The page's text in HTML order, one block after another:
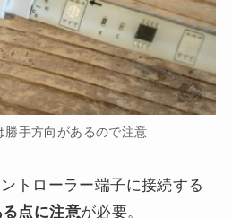
勝手方向があるので注意
トローラー端子に接続する
点に注意が必要。